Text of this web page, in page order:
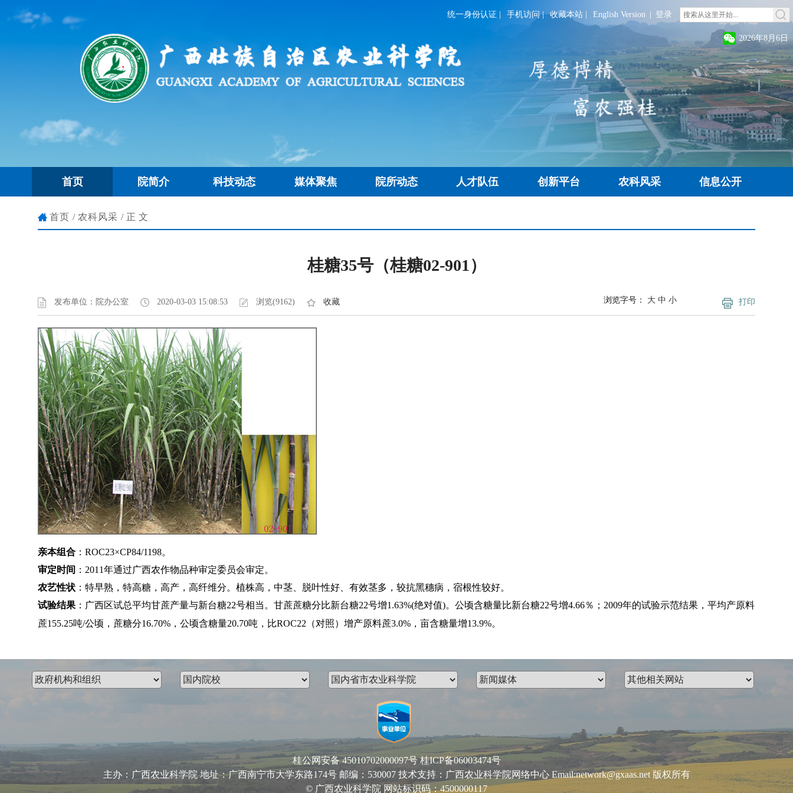
统一身份认证 手机访问| 收藏本站 English Version 登录
2026年8月6日
首页 院简介 科技动态 媒体聚焦 院所动态 人才队伍 创新平台 农科风采 信息公开
首页 / 农科风采 /正文
桂糖35号（桂糖02-901）
发布单位：院办公室 2020-03-03 15:08:53 浏览(9162) 收藏 打印
浏览字号： 大 中 小
亲本组合 ： ROC23×CP84/1198。
审定时间 ：2011年通过广西农作物品种审定委员会审定。
农艺性状 ： 特早熟，特高糖，高产，高纤维分。植株高，中茎、脱叶性好、有效茎多，较抗黑穗病，宿根性较好。
试验结果 ： 广西区试总平均甘蔗产量与新台糖22号相当。甘蔗蔗糖分比新台糖22号增1.63%(绝对值)。公顷含糖量比新台糖22号增4.66％；2009年的试验示范结果，平均产原料
蔗155.25吨/公顷，蔗糖分16.70%，公顷含糖量20.70吨，比ROC22（对照）增产原料蔗3.0%，亩含糖量增13.9%。
桂公网安备 45010702000097号 桂ICP备06003474号
主办：广西农业科学院 地址：广西南宁市大学东路174号 邮编：530007 技术支持：广西农业科学院网络中心 Email:network@gxaas.net 版权所有
© 广西农业科学院 网站标识码：4500000117